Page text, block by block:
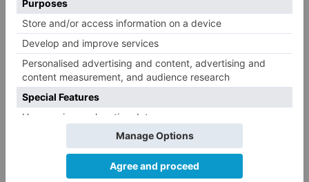
4
La provincia de Burgos celebra
el día de su patrón
5
versión de un repartidor tras
desaparecer 3.256 euros